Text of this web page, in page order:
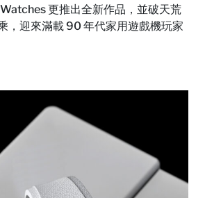
更推出全新作品，並破天荒
，迎來滿載 90 年代家用遊戲機玩家